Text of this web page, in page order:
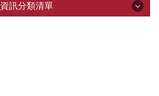
資訊分類清單